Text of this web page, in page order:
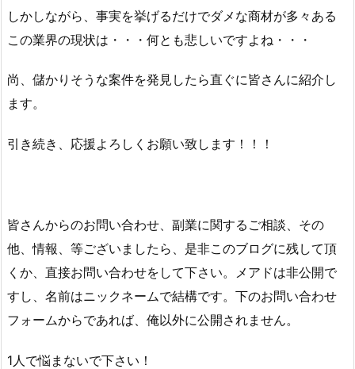
しかしながら、事実を挙げるだけでダメな商材が多々ある
この業界の現状は・・・何とも悲しいですよね・・・
尚、儲かりそうな案件を発見したら直ぐに皆さんに紹介し
ます。
引き続き、応援よろしくお願い致します！！！
皆さんからのお問い合わせ、副業に関するご相談、その
他、情報、等ございましたら、是非このブログに残して頂
くか、直接お問い合わせをして下さい。メアドは非公開で
すし、名前はニックネームで結構です。下のお問い合わせ
フォームからであれば、俺以外に公開されません。
1人で悩まないで下さい！